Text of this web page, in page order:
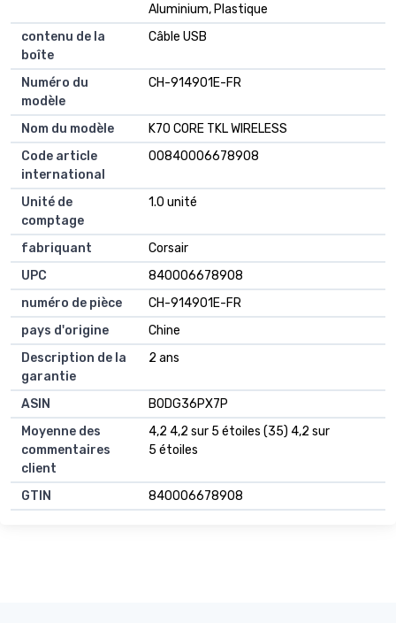
Aluminium, Plastique
contenu de la
boîte
Câble USB
Numéro du
modèle
CH-914901E-FR
Nom du modèle
K70 CORE TKL WIRELESS
Code article
international
00840006678908
Unité de
comptage
1.0 unité
fabriquant
Corsair
UPC
840006678908
numéro de pièce
CH-914901E-FR
pays d'origine
Chine
Description de la
garantie
2 ans
ASIN
B0DG36PX7P
Moyenne des
commentaires
client
4,2 4,2 sur 5 étoiles (35) 4,2 sur
5 étoiles
GTIN 840006678908